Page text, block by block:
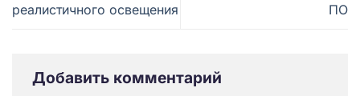
реалистичного освещения
ПО
Добавить комментарий